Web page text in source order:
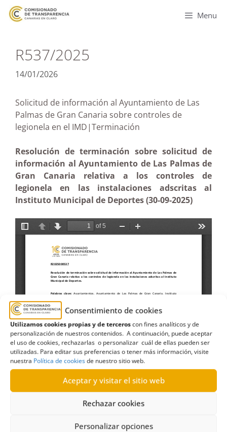
Consentimiento de cookies
Utilizamos cookies propias y de terceroscon fines analíticos y de
personalización de nuestros contenidos. A continuación, puede aceptar
el uso de cookies, rechazarlas o personalizar cuál de ellas pueden ser
utilizadas. Para editar sus preferencias o tener más información, visite
nuestra Política de cookiesde nuestro sitio web.
Aceptar y visitar el sitio web
Rechazar cookies
Personalizar opciones
Menu
R537/2025
14/01/2026
Solicitud de información al Ayuntamiento de Las
Palmas de Gran Canaria sobre controles de
legionela en el IMD|Terminación
Resolución de terminación sobre solicitud de
información al Ayuntamiento de Las Palmas de
Gran Canaria relativa a los controles de
legionela en las instalaciones adscritas al
Instituto Municipal de Deportes (30-09-2025)